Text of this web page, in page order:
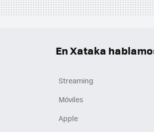
En Xataka
Streaming
Móviles
Apple